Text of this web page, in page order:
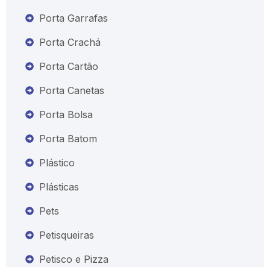
Porta Garrafas
Porta Crachá
Porta Cartão
Porta Canetas
Porta Bolsa
Porta Batom
Plástico
Plásticas
Pets
Petisqueiras
Petisco e Pizza